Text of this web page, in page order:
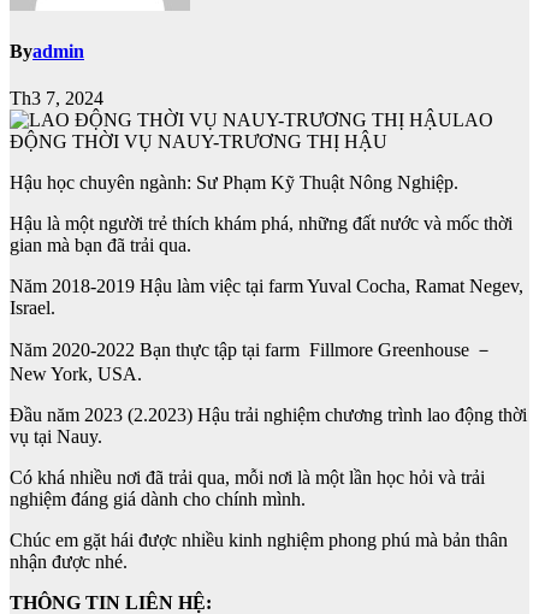
Byadmin
Th3 7, 2024
LAO
ĐỘNG THỜI VỤ NAUY-TRƯƠNG THỊ HẬU
Hậu học chuyên ngành: Sư Phạm Kỹ Thuật Nông Nghiệp.
Hậu là một người trẻ thích khám phá, những đất nước và mốc thời
gian mà bạn đã trải qua.
Năm 2018-2019 Hậu làm việc tại farm Yuval Cocha, Ramat Negev,
Israel.
Năm 2020-2022 Bạn thực tập tại farm Fillmore Greenhouse －
New York, USA.
Đầu năm 2023 (2.2023) Hậu trải nghiệm chương trình lao động thời
vụ tại Nauy.
Có khá nhiều nơi đã trải qua, mỗi nơi là một lần học hỏi và trải
nghiệm đáng giá dành cho chính mình.
Chúc em gặt hái được nhiều kinh nghiệm phong phú mà bản thân
nhận được nhé.
THÔNG TIN LIÊN HỆ: